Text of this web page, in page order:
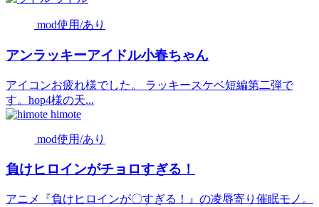
mod使用/あり
アンラッキーアイドル小春ちゃん
アイコンお疲れ様でした。 ラッキースケベ短編第二弾で
す。hop4様の天...
himote
mod使用/あり
負けヒロインがチョロすぎる！
アニメ『負けヒロインが〇すぎる！』の凌辱寄り催眠モノ。